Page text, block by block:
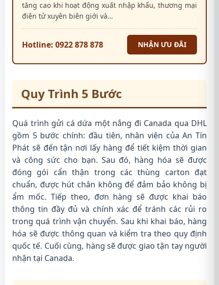
tăng cao khi hoạt động xuất nhập khẩu, thương mại
điện tử xuyên biên giới và…
Hotline: 0922 878 878 NHẬN ƯU ĐÃI
Quy Trình 5 Bước
Quá trình gửi cá dứa một nắng đi Canada qua DHL
gồm 5 bước chính: đầu tiên, nhân viên của An Tín
Phát sẽ đến tận nơi lấy hàng để tiết kiệm thời gian
và công sức cho bạn. Sau đó, hàng hóa sẽ được
đóng gói cẩn thận trong các thùng carton đạt
chuẩn, được hút chân không để đảm bảo không bị
ẩm mốc. Tiếp theo, đơn hàng sẽ được khai báo
thông tin đầy đủ và chính xác để tránh các rủi ro
trong quá trình vận chuyển. Sau khi khai báo, hàng
hóa sẽ được thông quan và kiểm tra theo quy định
quốc tế. Cuối cùng, hàng sẽ được giao tận tay người
nhận tại Canada.